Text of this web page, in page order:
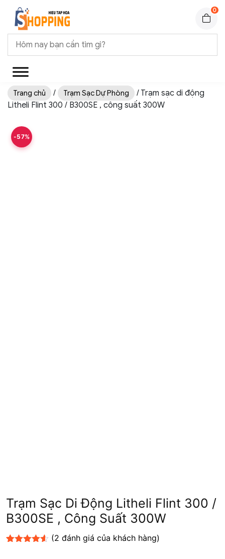
0
Trang chủ / Trạm Sạc Dự Phòng
/ Trạm sạc di động
Litheli Flint 300 / B300SE , công suất 300W
-57%
Trạm Sạc Di Động Litheli Flint 300 /
B300SE , Công Suất 300W
(2 đánh giá của khách hàng)